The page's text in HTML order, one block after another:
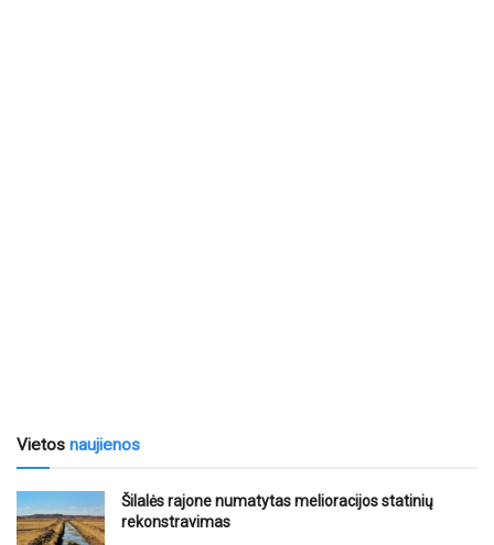
Vietos naujienos
Šilalės rajone numatytas melioracijos statinių
rekonstravimas